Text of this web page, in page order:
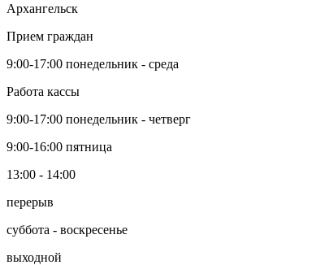
Архангельск
Прием граждан
9:00-17:00 понедельник - среда
Работа кассы
9:00-17:00 понедельник - четверг
9:00-16:00 пятница
13:00 - 14:00
перерыв
суббота - воскресенье
выходной